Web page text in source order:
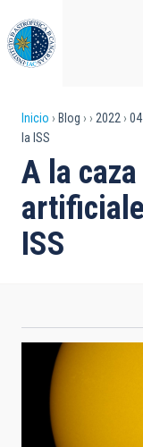
al
contenido
principal
Sobrescribir
enlaces
de
ayuda
a
Inicio Blog 2022 04
la ISS
A la
ISS
Imagen de la ISS